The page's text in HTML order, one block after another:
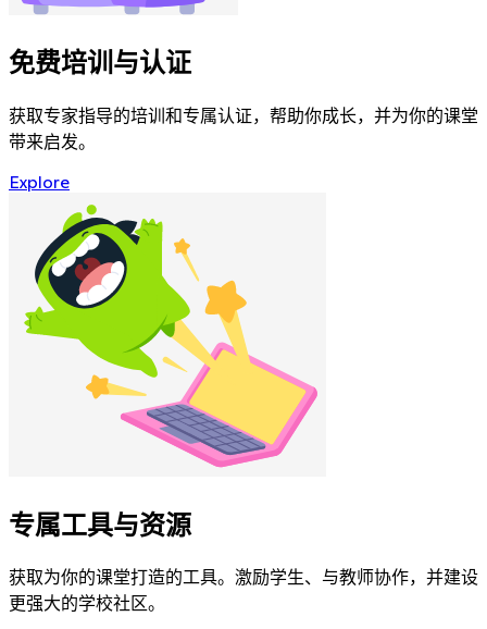
免费培训与认证
获取专家指导的培训和专属认证，帮助你成长，并为你的课堂
带来启发。
Explore
专属工具与资源
获取为你的课堂打造的工具。激励学生、与教师协作，并建设
更强大的学校社区。